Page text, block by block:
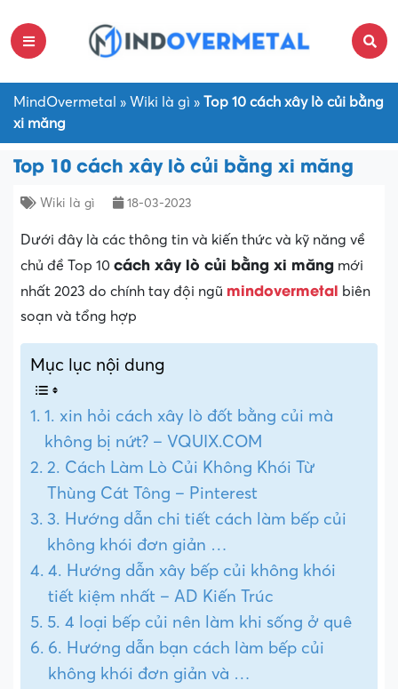
MindOvermetal » Wiki là gì » Top 10 cách xây lò củi bằng
xi măng
Top 10 cách xây lò củi bằng xi măng
Wiki là gì 18-03-2023
Dưới đây là các thông tin và kiến thức và kỹ năng về
chủ đề Top 10 cách xây lò củi bằng xi măng mới
nhất 2023 do chính tay đội ngũ mindovermetal biên
soạn và tổng hợp
Mục lục nội dung
1. xin hỏi cách xây lò đốt bằng củi mà
không bị nứt? – VQUIX.COM
2. Cách Làm Lò Củi Không Khói Từ
Thùng Cát Tông – Pinterest
3. Hướng dẫn chi tiết cách làm bếp củi
không khói đơn giản …
4. Hướng dẫn xây bếp củi không khói
tiết kiệm nhất – AD Kiến Trúc
5. 4 loại bếp củi nên làm khi sống ở quê
6. Hướng dẫn bạn cách làm bếp củi
không khói đơn giản và …